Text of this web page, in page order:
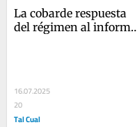
La cobarde respuesta
del régimen al informe
16.07.2025
20
Tal Cual